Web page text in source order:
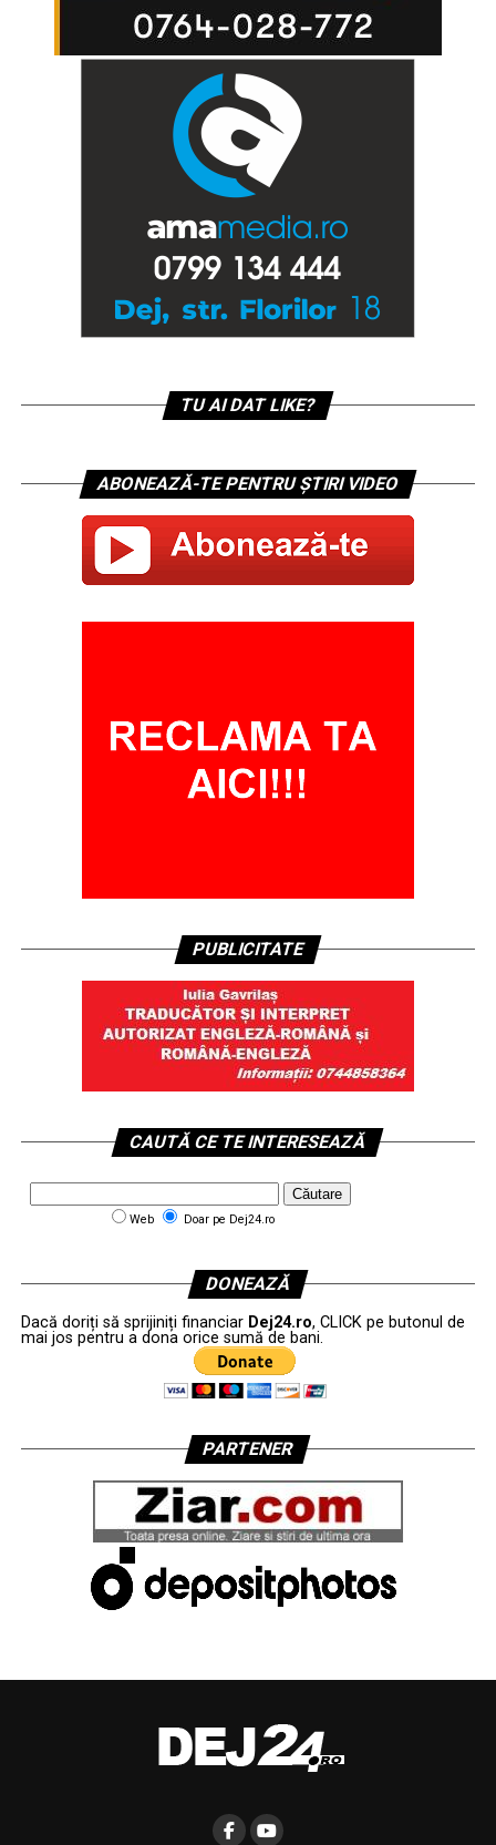
TU AI DAT LIKE?
ABONEAZĂ-TE PENTRU ȘTIRI VIDEO
PUBLICITATE
CAUTĂ CE TE INTERESEAZĂ
Web Doar pe Dej24.ro
DONEAZĂ
Dacă doriți să sprijiniți financiar Dej24.ro, CLICK pe butonul de
mai jos pentru a dona orice sumă de bani.
PARTENER